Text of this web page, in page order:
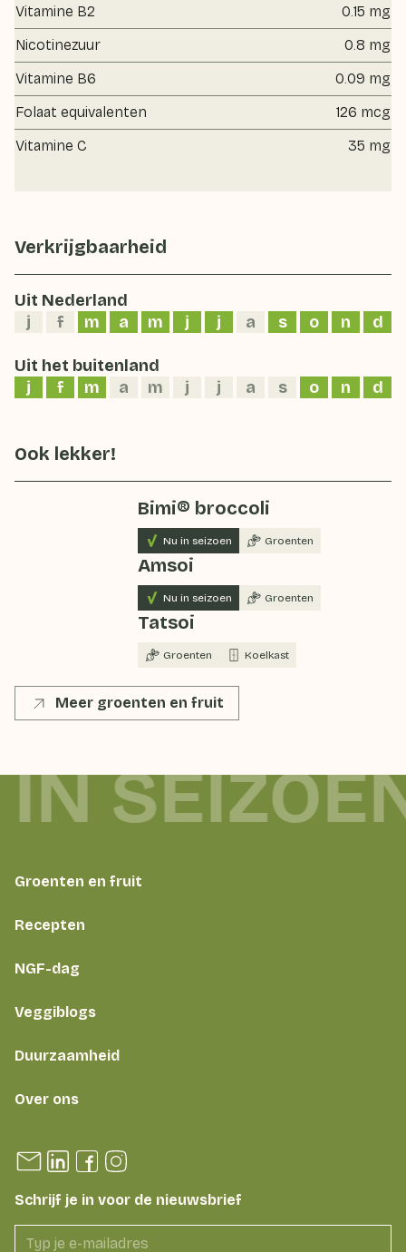
Vitamine B2
0.15 mg
Nicotinezuur
0.8 mg
Vitamine B6
0.09 mg
Folaat equivalenten
126 mcg
Vitamine C
35 mg
Verkrijgbaarheid
Uit Nederland
j
f m a m j j a s o n d
Uit het buitenland
j
f m a m j j a s o n d
Ook lekker!
Bimi® broccoli
Nu in seizoen Groenten
Amsoi
Nu in seizoen Groenten
Tatsoi
Groenten Koelkast
Meer groenten en fruit
Groenten en fruit
Recepten
NGF-dag
Veggiblogs
Duurzaamheid
Over ons
Schrijf je in voor de nieuwsbrief